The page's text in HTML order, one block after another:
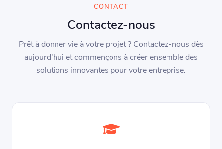
CONTACT
Contactez-nous
Prêt à donner vie à votre projet ? Contactez-nous dès
aujourd'hui et commençons à créer ensemble des
solutions innovantes pour votre entreprise.